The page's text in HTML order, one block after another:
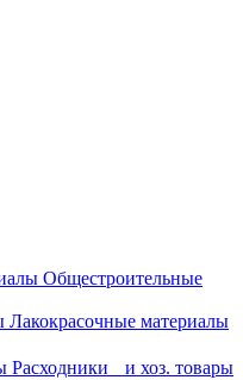
Общестроительные
Лакокрасочные материалы
Расходники и хоз. товары